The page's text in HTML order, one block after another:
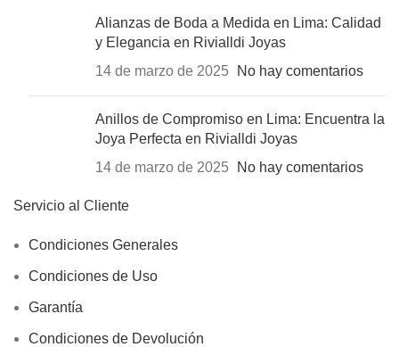
Alianzas de Boda a Medida en Lima: Calidad
y Elegancia en Rivialldi Joyas
14 de marzo de 2025
No hay comentarios
Anillos de Compromiso en Lima: Encuentra la
Joya Perfecta en Rivialldi Joyas
14 de marzo de 2025
No hay comentarios
Servicio al Cliente
Condiciones Generales
Condiciones de Uso
Garantía
Condiciones de Devolución